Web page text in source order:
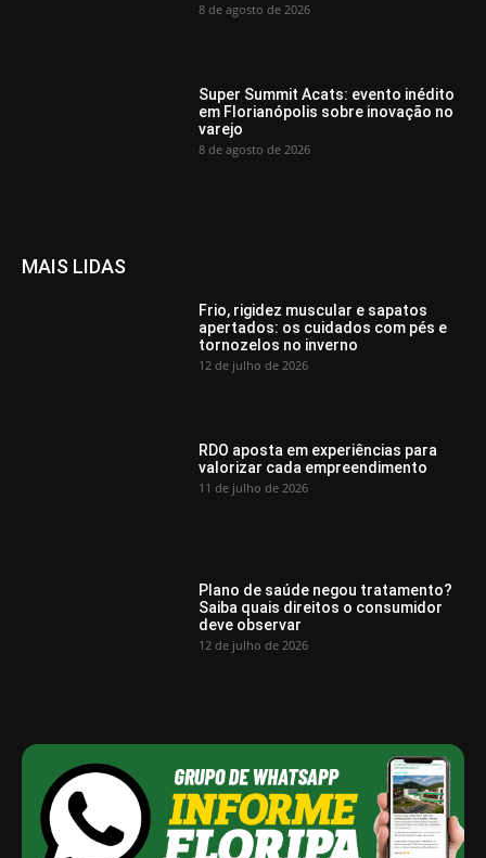
8 de agosto de 2026
Super Summit Acats: evento inédito
em Florianópolis sobre inovação no
varejo
8 de agosto de 2026
MAIS LIDAS
Frio, rigidez muscular e sapatos
apertados: os cuidados com pés e
tornozelos no inverno
12 de julho de 2026
RDO aposta em experiências para
valorizar cada empreendimento
11 de julho de 2026
Plano de saúde negou tratamento?
Saiba quais direitos o consumidor
deve observar
12 de julho de 2026